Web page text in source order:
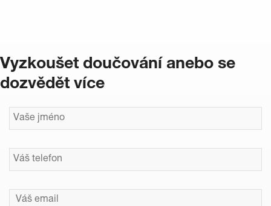
Vyzkoušet doučování anebo se
dozvědět více